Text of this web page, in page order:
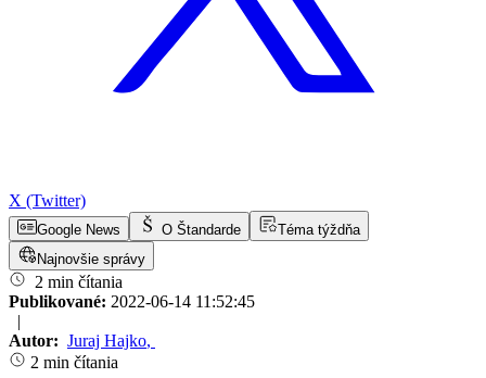
X (Twitter)
Google News O Štandarde
Téma týždňa
Najnovšie správy
2 min čítania
Publikované: 2022-06-14 11:52:45
|
Autor: Juraj Hajko,
2 min čítania